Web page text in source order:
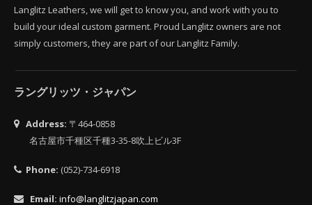
Langlitz Leathers, we will get to know you, and work with you to
build your ideal custom garment. Proud Langlitz owners are not
simply customers, they are part of our Langlitz Family.
ラングリッツ・ジャパン
Address: 〒464-0858
名古屋市千種区千種3-35-8吹上ビル3F
Phone: (052)-734-6918
Email: info@langlitzjapan.com